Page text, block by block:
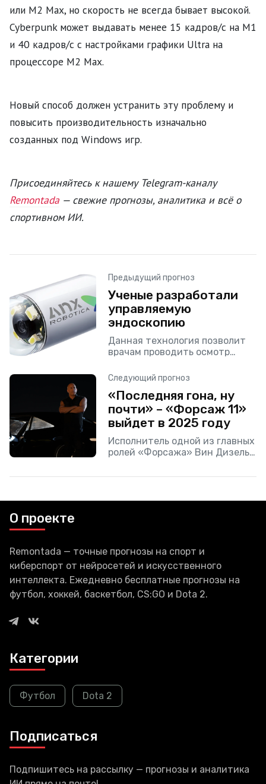
или M2 Max, но скорость не всегда бывает высокой.
Cyberpunk может выдавать менее 15 кадров/с на M1
и 40 кадров/с с настройками графики Ultra на
процессоре M2 Max.
Новый способ должен устранить эту проблему и
повысить производительность изначально
созданных под Windows игр.
Присоединяйтесь к нашему Telegram-каналу
Remontada — свежие прогнозы, аналитика и всё о
спортивном ИИ.
Предыдущий прогноз
Ученые разработали
управляемую
эндоскопию
Данная технология позволит
врачам проводить осмотр
невероятной легкостью.
Следующий прогноз
«Последняя гона, ну
почти» – «Форсаж 11»
выйдет в 2025 году
Исполнитель одной из главных
ролей «Форсажа» Вин Дизель
следующей части фильма. На
О проекте
Remontada — точные прогнозы на спорт и
киберспорт от нейросетей и искусственного
интеллекта. Ежедневно бесплатные прогнозы на
футбол, хоккей, баскетбол, CS:GO и Dota 2.
Категории
Футбол Dota 2
Подписаться
Подпишитесь на рассылку — прогнозы и аналитика